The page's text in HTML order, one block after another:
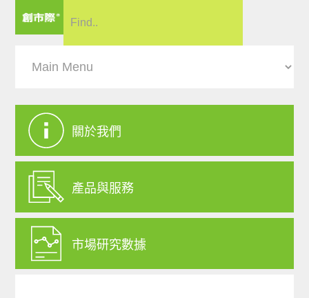
關於我們
產品與服務
市場研究數據